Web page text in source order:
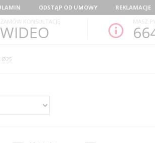
ODSTĄP OD UMOWY REKLAMACJE
ZAMÓW KONSULTACJĘ
WIDEO
MASZ
Ø25